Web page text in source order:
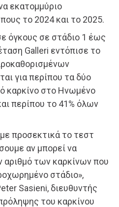
εκατομμύριο
το 2024 και το 2025.
όγκους σε στάδιο 1 έως
Galleri εντόπισε το
για περίπου τα δύο
καρκίνο στο Ηνωμένο
περίπου το 41% όλων
προσεκτικά το τεστ
αν μπορεί να
αριθμό των καρκίνων που
στάδιο»,
Sasieni, διευθυντής
του καρκίνου